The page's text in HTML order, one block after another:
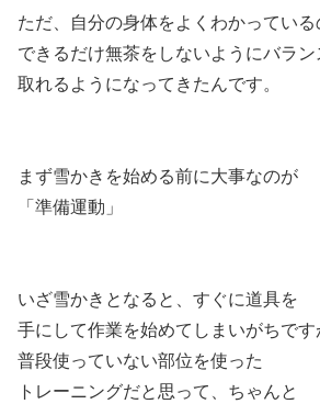
ただ、自分の身体をよくわかっている
できるだけ無茶をしないようにバラン
取れるようになってきたんです。
まず雪かきを始める前に大事なのが
「準備運動」
いざ雪かきとなると、すぐに道具を
手にして作業を始めてしまいがちです
普段使っていない部位を使った
トレーニングだと思って、ちゃんと